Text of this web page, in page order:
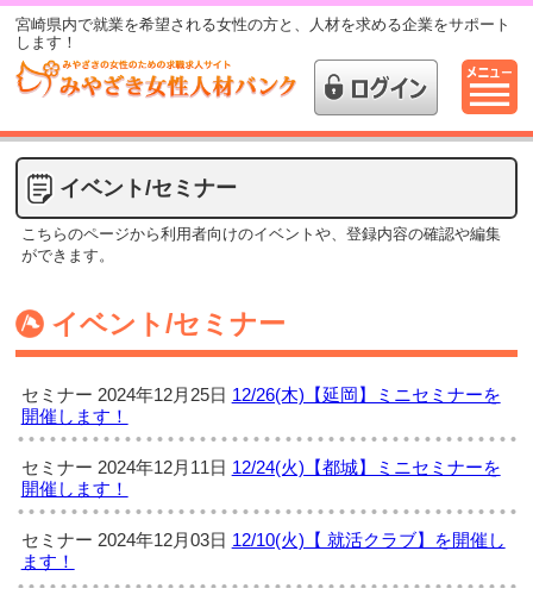
宮崎県内で就業を希望される女性の方と、人材を求める企業をサポート
します！
イベント/セミナー
こちらのページから利用者向けのイベントや、登録内容の確認や編集
ができます。
イベント/セミナー
セミナー 2024年12月25日 12/26(木)【延岡】ミニセミナーを
開催します！
セミナー 2024年12月11日 12/24(火)【都城】ミニセミナーを
開催します！
セミナー 2024年12月03日 12/10(火)【 就活クラブ】を開催し
ます！